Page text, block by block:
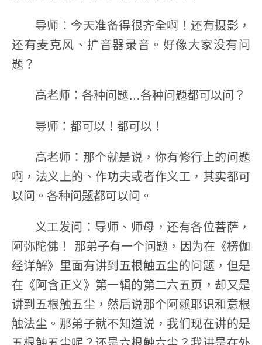
导师：今天准备得很齐全啊！还有摄影，
还有麦克风、扩音器录音。好像大家没有问
题？
高老师：各种问题…各种问题都可以问？
导师：都可以！都可以！
高老师：那个就是说，你有修行上的问题
啊，法义上的、作功夫或者作义工，其实都可
以问。各种问题都可以问。
义工发问：导师、师母，还有各位菩萨，
阿弥陀佛！ 那弟子有一个问题，因为在《楞伽
经详解》里面有讲到五根触五尘的问题，但是
在《阿含正义》第一辑的第二六五页，却又是
讲到五根触五尘，然后说那个阿赖耶识和意根
触法尘。那弟子就不知道说，我们现在讲的是